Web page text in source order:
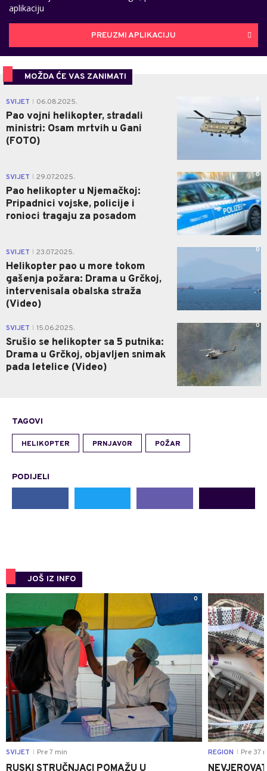
aplikaciju
PREUZMI APLIKACIJU
MOŽDA ĆE VAS ZANIMATI
SVIJET 06.08.2025.
Pao vojni helikopter, stradali
ministri: Osam mrtvih u Gani
(FOTO)
0
SVIJET 29.07.2025.
Pao helikopter u Njemačkoj:
Pripadnici vojske, policije i
ronioci tragaju za posadom
0
SVIJET 23.07.2025.
Helikopter pao u more tokom
gašenja požara: Drama u Grčkoj,
intervenisala obalska straža
(Video)
0
SVIJET 15.06.2025.
Srušio se helikopter sa 5 putnika:
Drama u Grčkoj, objavljen snimak
pada letelice (Video)
0
TAGOVI
HELIKOPTER PRNJAVOR POŽAR
PODIJELI
JOŠ IZ INFO
0
SVIJET Pre 7 min REGION Pre 37